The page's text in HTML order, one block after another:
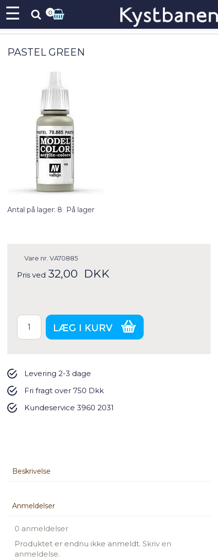
☰ 0
PASTEL GREEN
Antal på lager: 8 På lager
Vare nr. VA70885
Pris ved 32,00 DKK
Levering 2-3 dage
Fri fragt over 750 Dkk
Kundeservice 3960 2031
Beskrivelse
Anmeldelser
0 anmeldelser
Produktet er endnu ikke anmeldt. Skriv en
anmeldelse.